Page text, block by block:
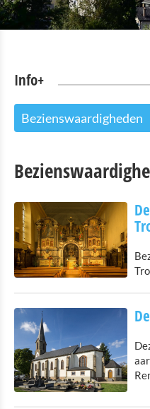
Info+
Bezienswaardigheden
Bezienswaardigheden
De Franziskanerkerk
De kerk van Basbellain
Kerk Wilwerdange
Europagarten
Vleermuisleerpad
Natuurpark-Our
Kultuur en Musea